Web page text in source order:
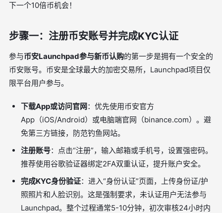
下一个10倍币机会！
步骤一：注册币安账号并完成KYC认证
参与币安Launchpad参与新币认购的第一步是拥有一个安全的
币安账号。币安是全球最大的加密交易所，Launchpad项目仅
限平台用户参与。
下载App或访问官网：优先使用币安官方
App（iOS/Android）或电脑端官网（binance.com）。避
免第三方链接，防范钓鱼网站。
注册账号：点击“注册”，输入邮箱或手机号，设置强密码。
推荐使用谷歌验证器绑定2FA双重认证，提升账户安全。
完成KYC身份验证：进入“身份认证”页面，上传身份证/护
照照片和人脸识别。这是强制要求，未认证用户无法参与
Launchpad。整个过程通常5-10分钟，初次审核24小时内